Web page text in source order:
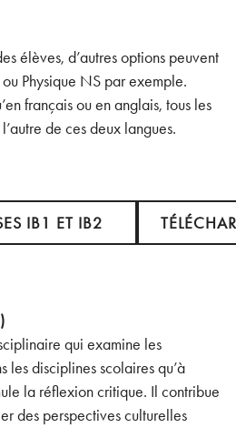
élèves, d’autres options peuvent
Physique NS par exemple.
français ou en anglais, tous les
de ces deux langues.
IB1 ET IB2
Télécharger
qui examine les
les disciplines scolaires qu’à
la réflexion critique. Il contribue
des perspectives culturelles